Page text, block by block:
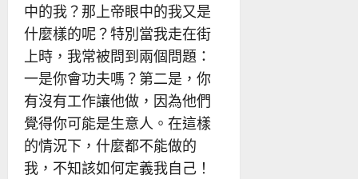
中的我？那上帝眼中的我又是
什麼樣的呢？特別當我走在街
上時，我常被問到兩個問題：
一是你會功夫嗎？第二是，你
有沒有工作讓他做，因為他們
覺得你可能是生意人。在這樣
的情況下，什麼都不能做的
我，不知該如何定義我自己！